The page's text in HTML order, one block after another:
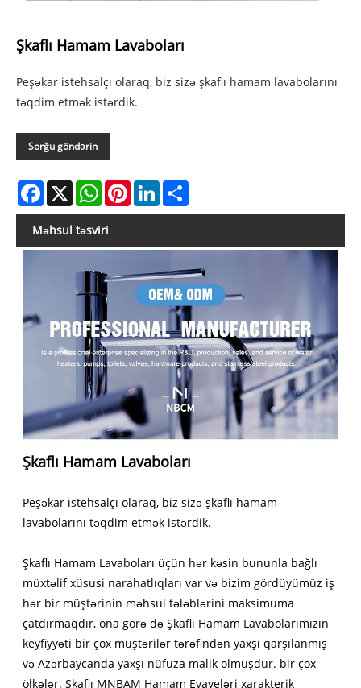
Şkaflı Hamam Lavaboları
Peşəkar istehsalçı olaraq, biz sizə şkaflı hamam lavabolarını
təqdim etmək istərdik.
Sorğu göndərin
Facebook
X WhatsAppPinterestLinkedIn
Məhsul təsviri
Şkaflı Hamam Lavaboları
Peşəkar istehsalçı olaraq, biz sizə şkaflı hamam
lavabolarını təqdim etmək istərdik.
Şkaflı Hamam Lavaboları üçün hər kəsin bununla bağlı
müxtəlif xüsusi narahatlıqları var və bizim gördüyümüz iş
hər bir müştərinin məhsul tələblərini maksimuma
çatdırmaqdır, ona görə də Şkaflı Hamam Lavabolarımızın
keyfiyyəti bir çox müştərilər tərəfindən yaxşı qarşılanmış
və Azərbaycanda yaxşı nüfuza malik olmuşdur. bir çox
ölkələr. Şkaflı MNBAM Hamam Evayeləri xarakterik